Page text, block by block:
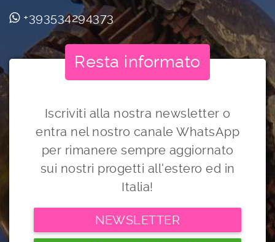
+393534294373
Resta informato
Iscriviti alla nostra newsletter o
entra nel nostro canale WhatsApp
per rimanere sempre aggiornato
sui nostri progetti all'estero ed in
Italia!
NEWSLETTER